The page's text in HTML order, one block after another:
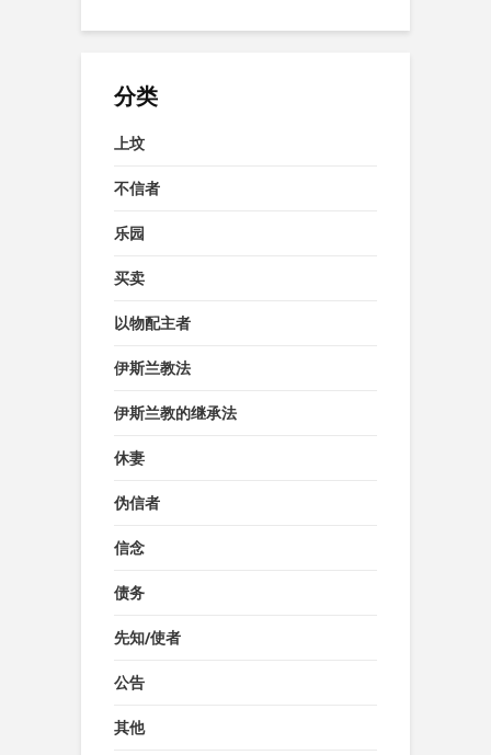
分类
上坟
不信者
乐园
买卖
以物配主者
伊斯兰教法
伊斯兰教的继承法
休妻
伪信者
信念
债务
先知/使者
公告
其他